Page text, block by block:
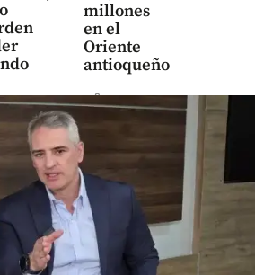
millones
en el
Oriente
antioqueño
share